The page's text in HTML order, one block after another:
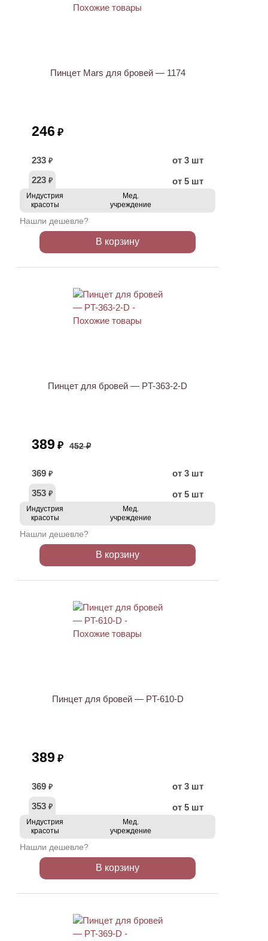
Пинцет Mars для бровей — 1174
246 ₽
233 ₽
от 3 шт
223 ₽ от 5 шт
Индустрия
красоты
Мед.
учреждение
Нашли дешевле?
В корзину
Пинцет для бровей — PT-363-2-D
389 ₽ 452 ₽
369 ₽
от 3 шт
353 ₽ от 5 шт
Индустрия
красоты
Мед.
учреждение
Нашли дешевле?
В корзину
Пинцет для бровей — PT-610-D
389 ₽
369 ₽
от 3 шт
353 ₽ от 5 шт
Индустрия
красоты
Мед.
учреждение
Нашли дешевле?
В корзину